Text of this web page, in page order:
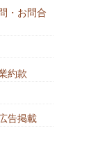
・お問合
約款
告掲載